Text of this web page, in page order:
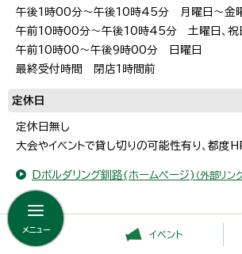
午後1時00分～午後10時45分 月曜日～金
午前10時00分～午後10時45分 土曜日、祝
午前10時00～午後9時00分 日曜日
最終受付時間 閉店1時間前
定休日
定休日無し
大会やイベントで貸し切りの可能性有り、都度
Dボルダリング釧路(ホームページ) （外部リンク
メニュー イベント